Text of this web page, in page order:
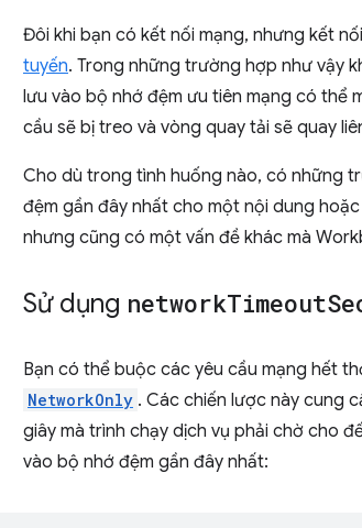
Đôi khi bạn có kết nối mạng, nhưng kết
tuyến. Trong những trường hợp như vậy
lưu vào bộ nhớ đệm ưu tiên mạng có thể
cầu sẽ bị treo và vòng quay tải sẽ quay
Cho dù trong tình huống nào, có những
đệm gần đây nhất cho một nội dung
nhưng cũng có một vấn đề khác mà
Sử dụng networkTimeout
Bạn có thể buộc các yêu cầu mạng hết
NetworkOnly . Các chiến lược này cung
giây mà trình chạy dịch vụ phải chờ cho
vào bộ nhớ đệm gần đây nhất: